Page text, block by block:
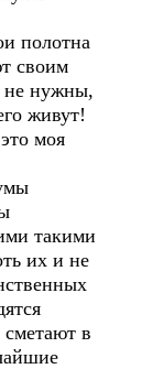
полотна
своим
не нужны,
живут!
моя
такими
их и не
в